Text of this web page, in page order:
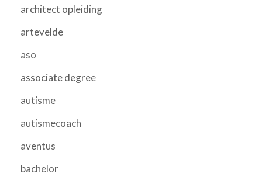
architect opleiding
artevelde
aso
associate degree
autisme
autismecoach
aventus
bachelor